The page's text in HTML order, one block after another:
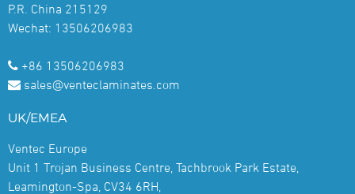
P.R. China 215129
Wechat: 13506206983
+86 13506206983
sales@venteclaminates.com
UK/EMEA
Ventec Europe
Unit 1 Trojan Business Centre, Tachbrook Park Estate,
Leamington-Spa, CV34 6RH,